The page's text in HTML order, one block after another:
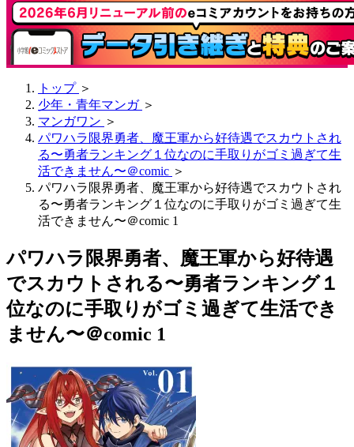
トップ ＞
少年・青年マンガ ＞
マンガワン ＞
パワハラ限界勇者、魔王軍から好待遇でスカウトされ
る〜勇者ランキング１位なのに手取りがゴミ過ぎて生
活できません〜＠comic ＞
パワハラ限界勇者、魔王軍から好待遇でスカウトされ
る〜勇者ランキング１位なのに手取りがゴミ過ぎて生
活できません〜＠comic 1
パワハラ限界勇者、魔王軍から好待遇
でスカウトされる〜勇者ランキング１
位なのに手取りがゴミ過ぎて生活でき
ません〜＠comic 1